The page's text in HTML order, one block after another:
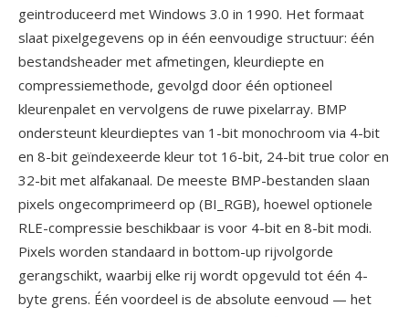
geintroduceerd met Windows 3.0 in 1990. Het formaat
slaat pixelgegevens op in één eenvoudige structuur: één
bestandsheader met afmetingen, kleurdiepte en
compressiemethode, gevolgd door één optioneel
kleurenpalet en vervolgens de ruwe pixelarray. BMP
ondersteunt kleurdieptes van 1-bit monochroom via 4-bit
en 8-bit geïndexeerde kleur tot 16-bit, 24-bit true color en
32-bit met alfakanaal. De meeste BMP-bestanden slaan
pixels ongecomprimeerd op (BI_RGB), hoewel optionele
RLE-compressie beschikbaar is voor 4-bit en 8-bit modi.
Pixels worden standaard in bottom-up rijvolgorde
gerangschikt, waarbij elke rij wordt opgevuld tot één 4-
byte grens. Één voordeel is de absolute eenvoud — het